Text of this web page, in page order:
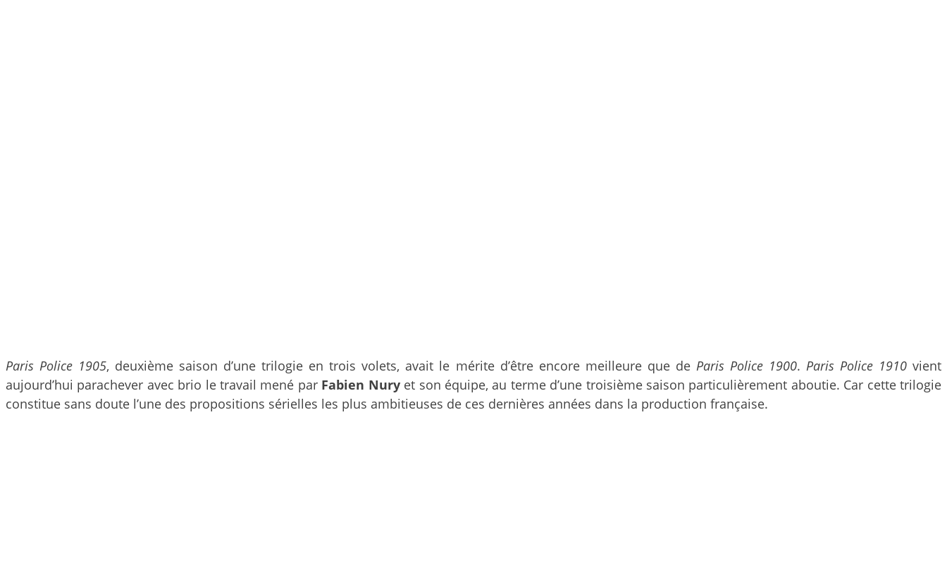
Paris Police 1905, deuxième saison d’une trilogie en trois volets, avait le mérite d’être encore meilleure que deParis Police 1900. Paris Police 1910vient
aujourd’hui parachever avec brio le travail mené par Fabien Nuryet son équipe, au terme d’une troisième saison particulièrement aboutie. Car cette trilogie
constitue sans doute l’une des propositions sérielles les plus ambitieuses de ces dernières années dans la production française.